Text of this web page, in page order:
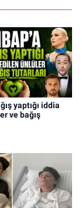
yaptığı iddia
ve bağış